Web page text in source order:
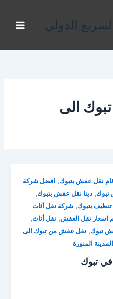
الدولي
الى
نقل عفش بتبوك, افضل شركة
تبوك,دينا نقل عفش بتبوك,
بتبوك,شركة نقل أثاث
اسعار نقل العفش, نقل أثاث,
تبوك, نقل عفش من تبوك الى
المنورة
تبوك